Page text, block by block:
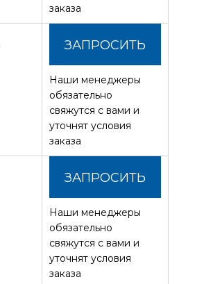
заказа
ЗАПРОСИТЬ
СТОИМОСТЬ
Наши менеджеры
обязательно
свяжутся с вами и
уточнят условия
заказа
ЗАПРОСИТЬ
СТОИМОСТЬ
Наши менеджеры
обязательно
свяжутся с вами и
уточнят условия
заказа